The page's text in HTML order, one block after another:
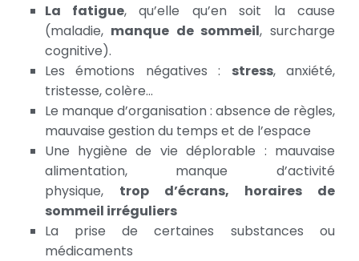
La fatigue, qu’elle qu’en soit la cause
(maladie, manque de sommeil, surcharge
cognitive).
Les émotions négatives : stress, anxiété,
tristesse, colère…
Le manque d’organisation : absence de règles,
mauvaise gestion du temps et de l’espace
Une hygiène de vie déplorable : mauvaise
alimentation, manque d’activité
physique, trop d’écrans, horaires de
sommeil irréguliers
La prise de certaines substances ou
médicaments